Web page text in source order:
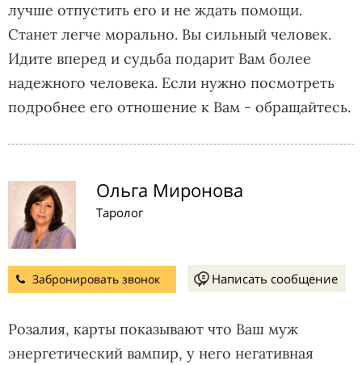
лучше отпустить его и не ждать помощи.
Станет легче морально. Вы сильный человек.
Идите вперед и судьба подарит Вам более
надежного человека. Если нужно посмотреть
подробнее его отношение к Вам - обращайтесь.
Ольга Миронова
Таролог
Забронировать звонок Написать сообщение
Розалия, карты показывают что Ваш муж
энергетический вампир, у него негативная